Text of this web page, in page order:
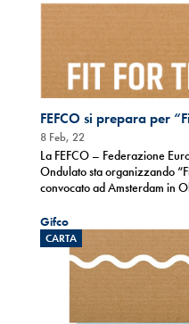
FEFCO si prepara per
8 Feb, 22
La FEFCO – Federazione
Ondulato sta organizzando
convocato ad Amsterdam in
Gifco
CARTA